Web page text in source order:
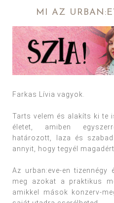
MI AZ
Farkas Lívia vagyok.
Tarts velem és alakíts ki te
életet, amiben
határozott, laza és
annyit, hogy tegyél magadért.
Az urban:eve-en tizennégy
meg azokat a praktikus
amikkel mások konzerv-